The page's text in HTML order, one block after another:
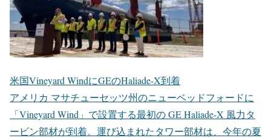
米国Vineyard WindにGEのHaliade-X到着
アメリカ マサチューセッツ州のニューベッドフォードに
「Vineyard Wind」で設置する最初の GE Haliade-X 風力タ
ービン部材が到着。運び込まれたタワー部材は、今年の夏